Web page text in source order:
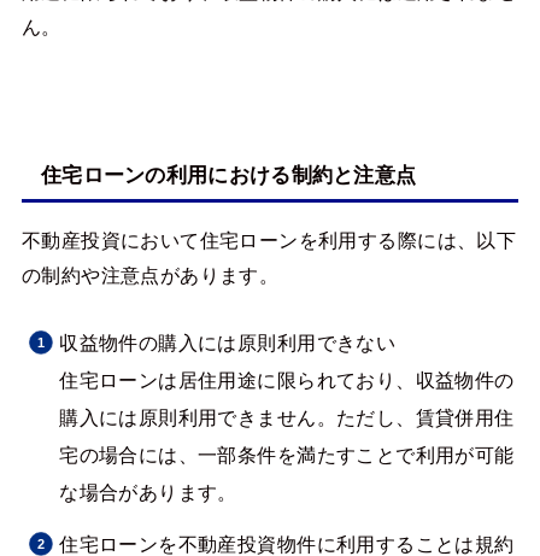
ん。
住宅ローンの利用における制約と注意点
不動産投資において住宅ローンを利用する際には、以下
の制約や注意点があります。
収益物件の購入には原則利用できない
住宅ローンは居住用途に限られており、収益物件の
購入には原則利用できません。ただし、賃貸併用住
宅の場合には、一部条件を満たすことで利用が可能
な場合があります。
住宅ローンを不動産投資物件に利用することは規約